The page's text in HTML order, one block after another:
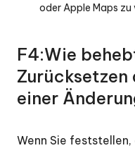
oder Apple Maps zu
F4:Wie
einer
Wenn Sie